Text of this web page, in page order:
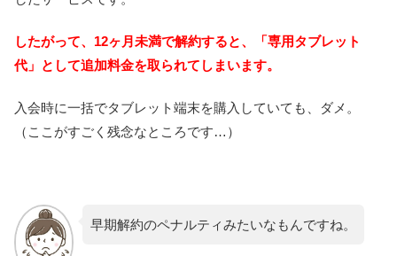
したがって、12ヶ月未満で解約すると、「専用タブレット
代」として追加料金を取られてしまいます。
入会時に一括でタブレット端末を購入していても、ダメ。
（ここがすごく残念なところです…）
早期解約のペナルティみたいなもんですね。